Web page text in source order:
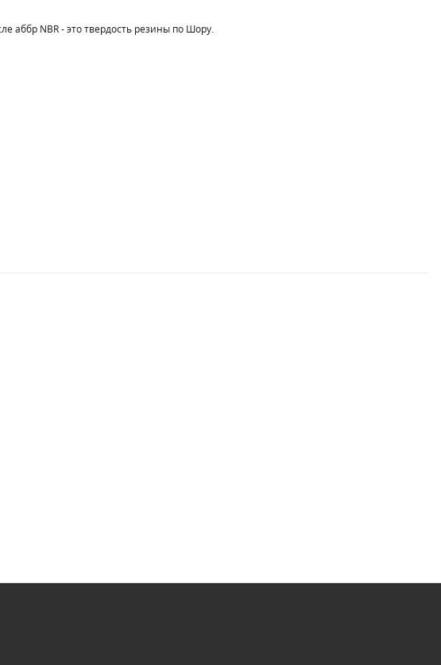
аббр NBR - это твердость резины по Шору.